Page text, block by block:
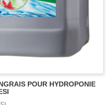
POUR HYDROPONIE